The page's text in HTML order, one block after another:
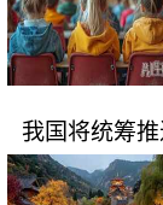
我国将统筹